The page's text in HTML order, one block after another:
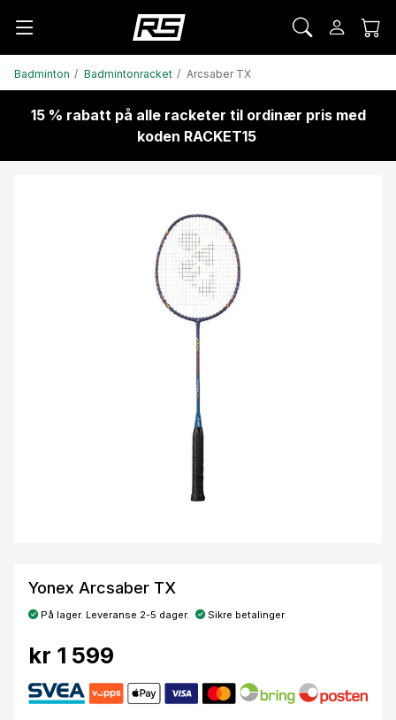
Badminton Badmintonracket Arcsaber TX
15 % rabatt på alle racketer til ordinær pris med
koden RACKET15
Yonex Arcsaber TX
På lager. Leveranse 2-5 dager. Sikre betalinger
kr 1 599